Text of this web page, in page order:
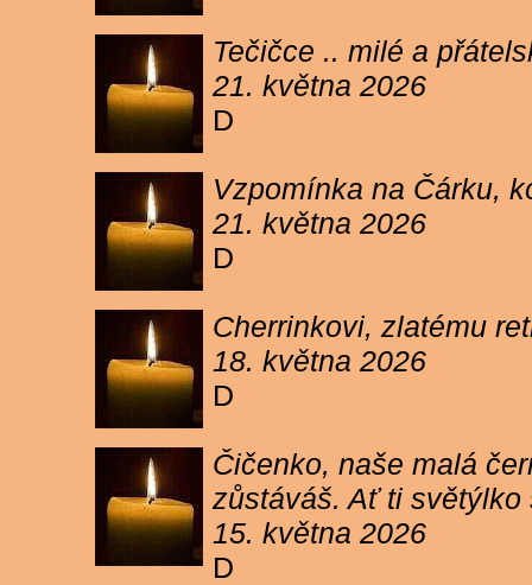
Tečičce .. milé a
21. května 2026
D
Vzpomínka na Čárku,
21. května 2026
D
Cherrinkovi, zlatému
18. května 2026
D
Čičenko, naše malá
zůstáváš. Ať ti
15. května 2026
D